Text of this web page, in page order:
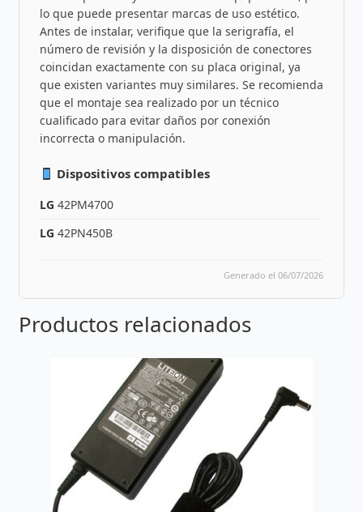
lo que puede presentar marcas de uso estético.
Antes de instalar, verifique que la serigrafía, el
número de revisión y la disposición de conectores
coincidan exactamente con su placa original, ya
que existen variantes muy similares. Se recomienda
que el montaje sea realizado por un técnico
cualificado para evitar daños por conexión
incorrecta o manipulación.
Dispositivos compatibles
LG 42PM4700
LG 42PN450B
Generado el 06/07/2026
Productos relacionados